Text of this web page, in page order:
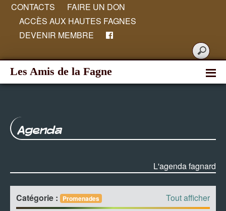
CONTACTS
FAIRE UN DON
ACCÈS AUX HAUTES FAGNES
DEVENIR MEMBRE
Les Amis de la Fagne
Agenda
L'agenda fagnard
Catégorie : Promenades Tout afficher